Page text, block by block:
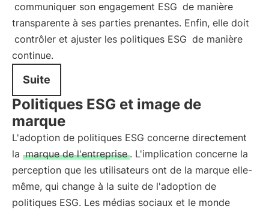
communiquer son engagement ESG de manière
transparente à ses parties prenantes. Enfin, elle doit
contrôler et ajuster les politiques ESG de manière
continue.
Suite
Politiques ESG et image de
marque
L'adoption de politiques ESG concerne directement
la marque de l'entreprise . L'implication concerne la
perception que les utilisateurs ont de la marque elle-
même, qui change à la suite de l'adoption de
politiques ESG. Les médias sociaux et le monde